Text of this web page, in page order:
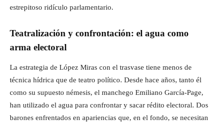
estrepitoso ridículo parlamentario.
Teatralización y confrontación: el agua como
arma electoral
La estrategia de López Miras con el trasvase tiene menos de
técnica hídrica que de teatro político. Desde hace años, tanto él
como su supuesto némesis, el manchego Emiliano García-Page,
han utilizado el agua para confrontar y sacar rédito electoral. Dos
barones enfrentados en apariencias que, en el fondo, se necesitan